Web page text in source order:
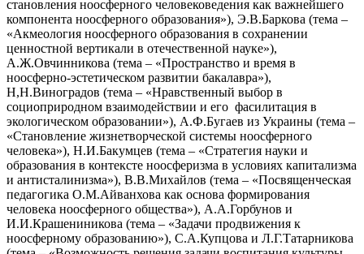
становления ноосферного человековедения как важнейшего
компонента ноосферного образования»), Э.В.Баркова (тема –
«Акмеология ноосферного образования в сохранении
ценностной вертикали в отечественной науке»),
А.Ж.Овчинникова (тема – «Пространство и время в
ноосферно-эстетическом развитии бакалавра»),
Н,Н.Виноградов (тема – «Нравственный выбор в
социоприродном взаимодействии и его фасилитация в
экологическом образовании»), А.Ф.Бугаев из Украины (тема –
«Становление жизнетворческой системы ноосферного
человека»), Н.И.Бакумцев (тема – «Стратегия науки и
образования в контексте ноосферизма в условиях капитализма
и антисталинизма»), В.В.Михайлов (тема – «Посвященческая
педагогика О.М.Айванхова как основа формирования
человека ноосферного общества»), А.А.Горбунов и
И.И.Крашениникова (тема – «Задачи продвижения к
ноосферному образованию»), С.А.Купцова и Л.Г.Татарникова